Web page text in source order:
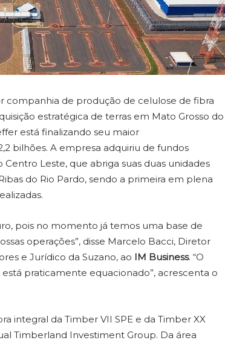
companhia de produção de celulose de fibra
estratégica de terras em Mato Grosso do
está finalizando seu maior
bilhões. A empresa adquiriu de fundos
Leste, que abriga suas duas unidades
do Rio Pardo, sendo a primeira em plena
pois no momento já temos uma base de
operações”, disse Marcelo Bacci, Diretor
e Jurídico da Suzano, ao IM Business. “O
praticamente equacionado”, acrescenta o
integral da Timber VII SPE e da Timber XX
Timberland Investiment Group. Da área